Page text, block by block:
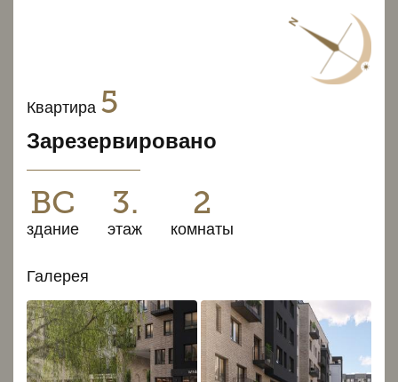
Квартира 5
Зарезервировано
BC
здание
3.
этаж
2
комнаты
Галерея